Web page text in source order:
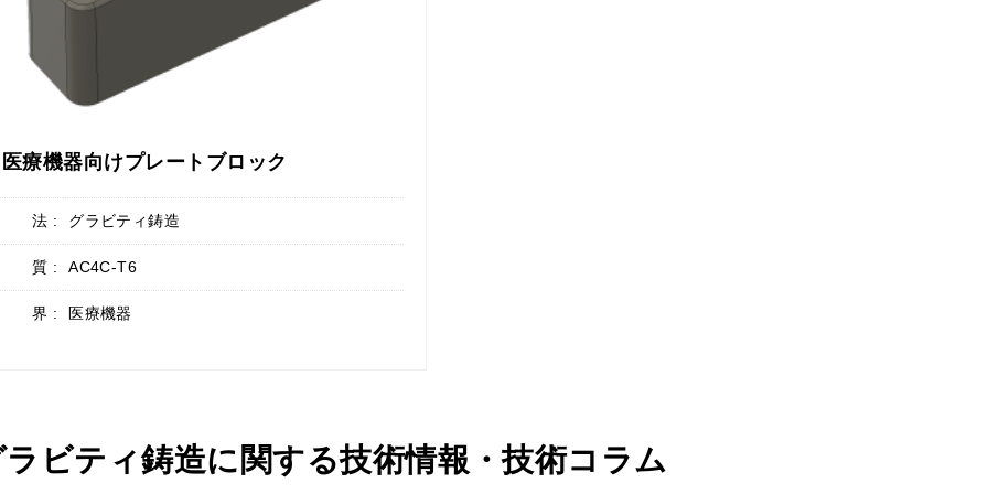
医療機器向けプレートブロック
法 : グラビティ鋳造
質 : AC4C-T6
界 : 医療機器
ラビティ鋳造に関する技術情報・技術コラム